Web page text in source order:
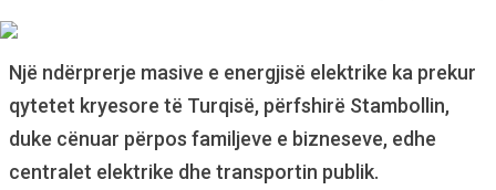
Një ndërprerje masive e energjisë elektrike ka prekur
qytetet kryesore të Turqisë, përfshirë Stambollin,
duke cënuar përpos familjeve e bizneseve, edhe
centralet elektrike dhe transportin publik.